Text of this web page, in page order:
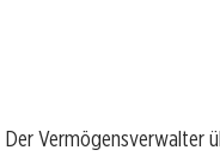
Vermögensverwalter